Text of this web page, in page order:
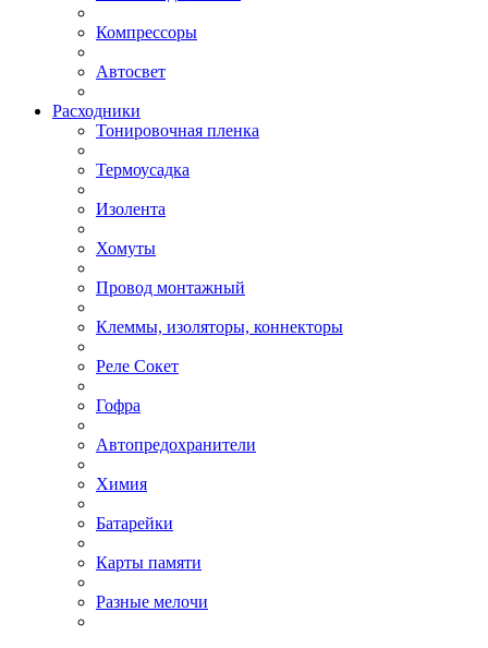
Компрессоры
Автосвет
Расходники
Тонировочная пленка
Термоусадка
Изолента
Хомуты
Провод монтажный
Клеммы, изоляторы, коннекторы
Реле Сокет
Гофра
Автопредохранители
Химия
Батарейки
Карты памяти
Разные мелочи